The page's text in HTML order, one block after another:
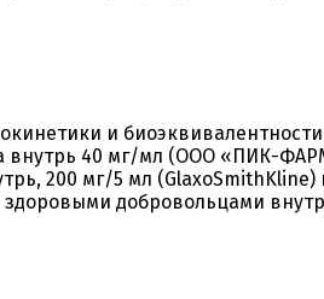
и
внутрь 40 мг/мл (ООО «ПИК-
200 мг/5 мл (GlaxoSmithKline)
добровольцами